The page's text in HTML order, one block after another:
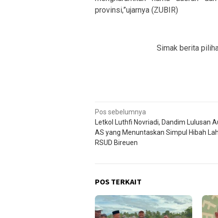
provinsi,”ujarnya (ZUBIR)
Simak berita
Navigasi
pos
Pos sebelumnya
Letkol Luthfi Novriadi, Dandim Lulusan
AS yang Menuntaskan Simpul Hibah
RSUD Bireuen
POS TERKAIT